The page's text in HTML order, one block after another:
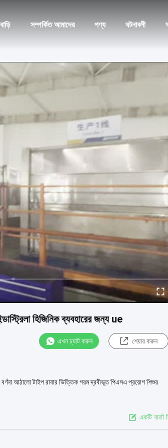
বাড়ি সম্পর্কিত আমাদের পণ্য ঘটনাবলী
হিজিনিক ব্যবহারের জন্য ue
এখন চ্যাট করুন শেয়ার করুন
আঠালো টাইপ রাবার ভিত্তিক গরম দ্রবীভূত পিএসএ প্রয়োগ শিশুর
একটি বার্তা